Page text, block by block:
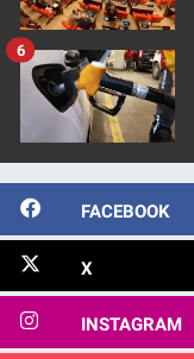
6
FACEBOOK
X
INSTAGRAM